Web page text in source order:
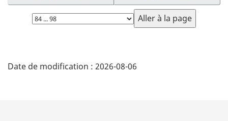
Choisissez
la
é
Date de modification : 2026-08-06